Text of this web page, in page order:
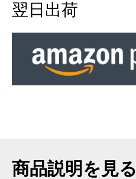
翌日出荷
商品説明を見る